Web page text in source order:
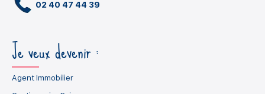
02 40 47 44 39
Je veux devenir :
Agent Immobilier